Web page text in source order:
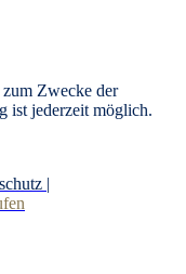
Zwecke der
ist jederzeit möglich.
|